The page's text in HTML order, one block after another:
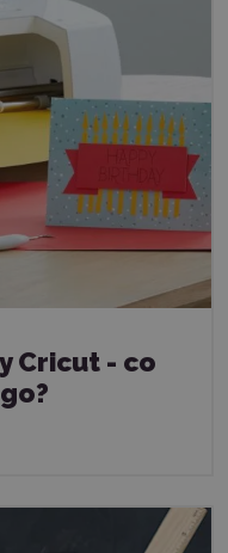
Cricut - co